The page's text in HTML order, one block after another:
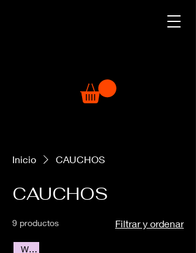
Inicio CAUCHOS
CAUCHOS
9 productos Filtrar y ordenar
WTB